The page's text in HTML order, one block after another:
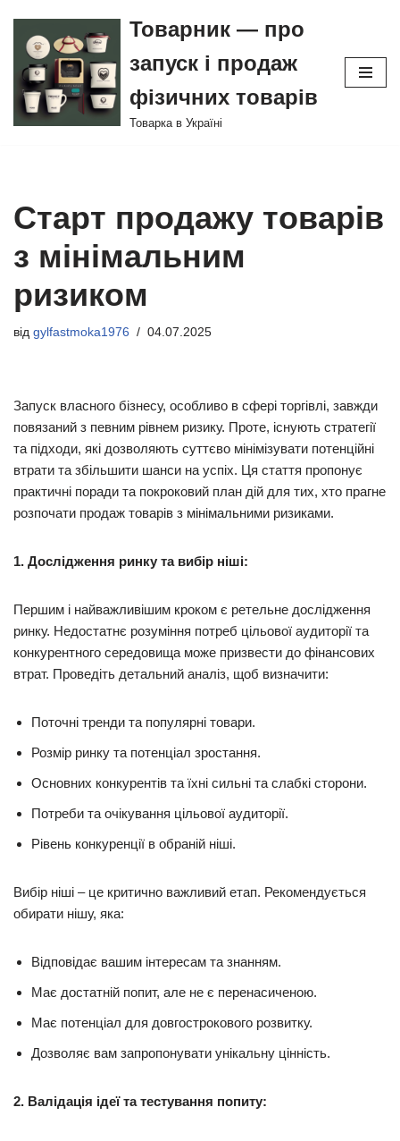
Перейти
до
вмісту
Товарник — про
запуск і продаж
фізичних товарів
Товарка в Україні
Старт продажу товарів
з мінімальним
ризиком
від gylfastmoka1976 04.07.2025
Запуск власного бізнесу, особливо в сфері торгівлі, завжди
повязаний з певним рівнем ризику. Проте, існують стратегії
та підходи, які дозволяють суттєво мінімізувати потенційні
втрати та збільшити шанси на успіх. Ця стаття пропонує
практичні поради та покроковий план дій для тих, хто прагне
розпочати продаж товарів з мінімальними ризиками.
1. Дослідження ринку та вибір ніші:
Першим і найважливішим кроком є ретельне дослідження
ринку. Недостатнє розуміння потреб цільової аудиторії та
конкурентного середовища може призвести до фінансових
втрат. Проведіть детальний аналіз, щоб визначити:
Поточні тренди та популярні товари.
Розмір ринку та потенціал зростання.
Основних конкурентів та їхні сильні та слабкі сторони.
Потреби та очікування цільової аудиторії.
Рівень конкуренції в обраній ніші.
Вибір ніші – це критично важливий етап. Рекомендується
обирати нішу, яка:
Відповідає вашим інтересам та знанням.
Має достатній попит, але не є перенасиченою.
Має потенціал для довгострокового розвитку.
Дозволяє вам запропонувати унікальну цінність.
2. Валідація ідеї та тестування попиту: